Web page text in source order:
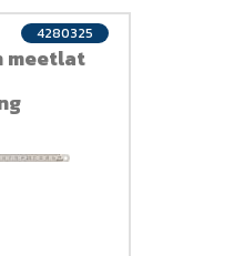
meetlat
4280325